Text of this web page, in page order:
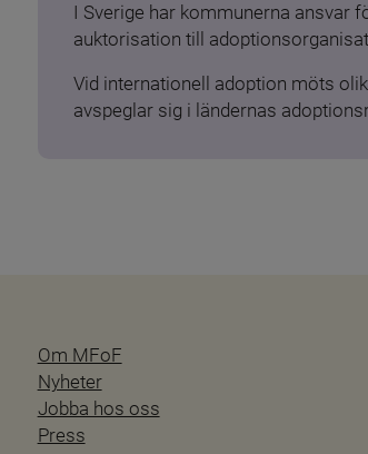
I Sverige har kommunerna ansvar
auktorisation till
Vid internationell adoption möts
avspeglar sig i ländernas
Om MFoF
Nyheter
Jobba hos oss
Press